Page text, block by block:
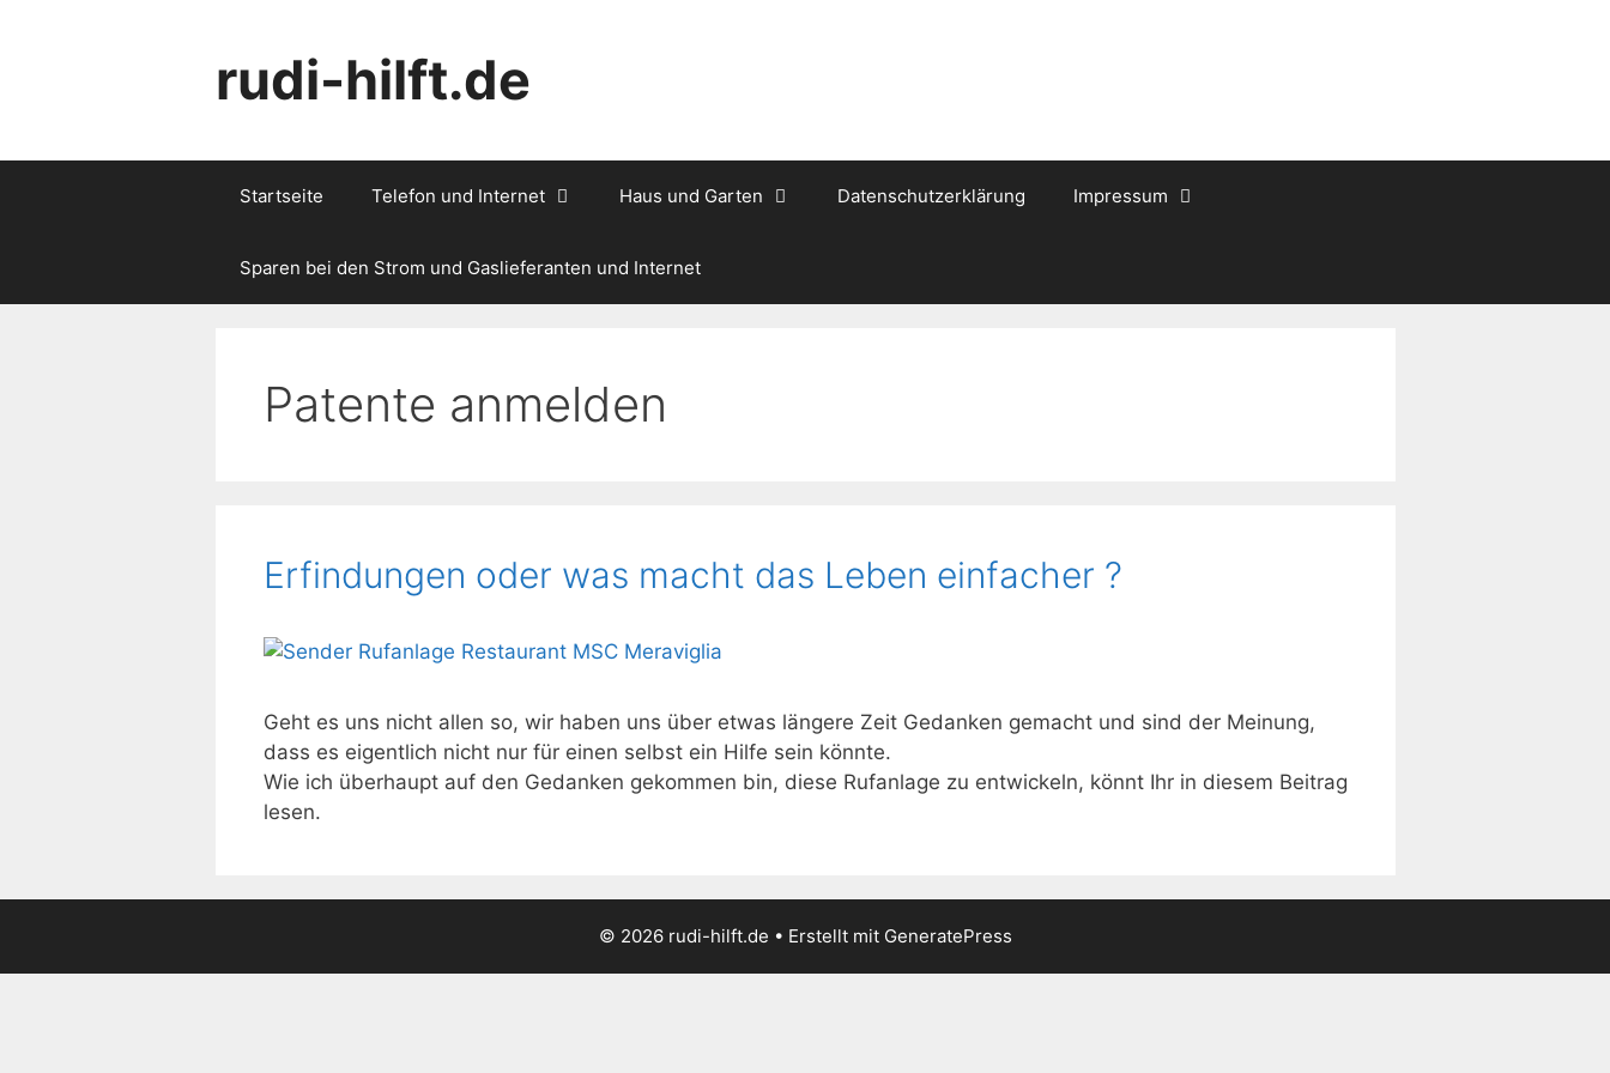
rudi-hilft.de
Startseite Telefon und Internet Haus und Garten Datenschutzerklärung Impressum
Sparen bei den Strom und Gaslieferanten und Internet
Patente anmelden
Erfindungen oder was macht das Leben einfacher ?
Geht es uns nicht allen so, wir haben uns über etwas längere Zeit Gedanken gemacht und sind der Meinung,
dass es eigentlich nicht nur für einen selbst ein Hilfe sein könnte.
Wie ich überhaupt auf den Gedanken gekommen bin, diese Rufanlage zu entwickeln, könnt Ihr in diesem Beitrag
lesen.
© 2026 rudi-hilft.de • Erstellt mit GeneratePress